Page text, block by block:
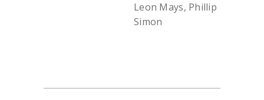
Leon Mays, Phillip
Simon